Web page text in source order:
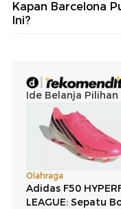
Kapan Barcelona
Ini?